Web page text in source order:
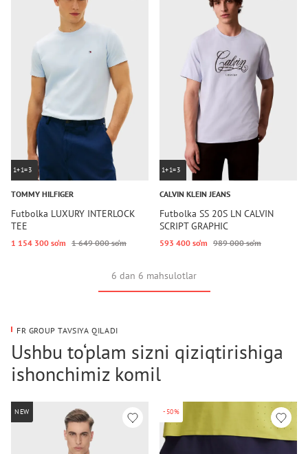
1+1=3
TOMMY HILFIGER
Futbolka LUXURY INTERLOCK
TEE
1 154 300 so‘m 1 649 000 so‘m
1+1=3
CALVIN KLEIN JEANS
Futbolka SS 20S LN CALVIN
SCRIPT GRAPHIC
593 400 so‘m 989 000 so‘m
6 dan 6 mahsulotlar
FR GROUP TAVSIYA QILADI
Ushbu to‘plam sizni qiziqtirishiga
ishonchimiz komil
NEW -50%